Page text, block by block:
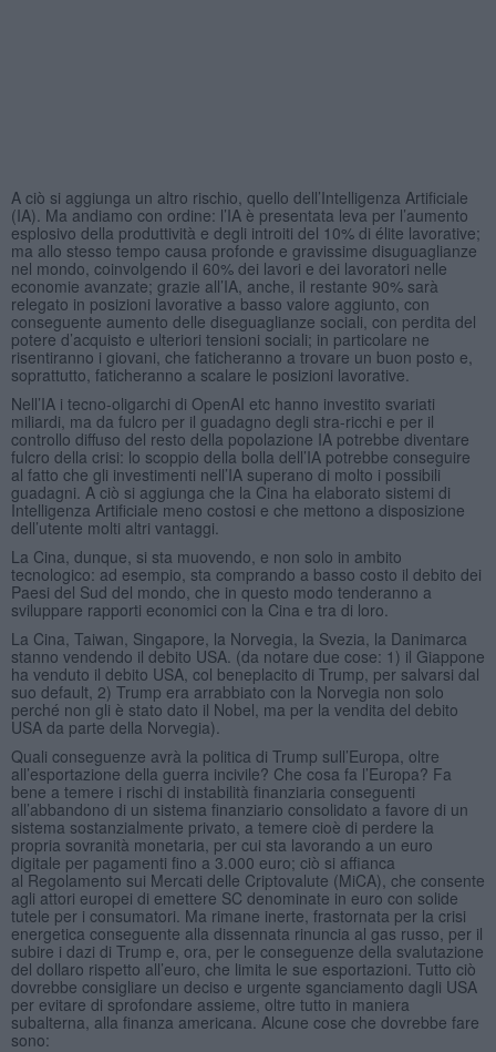
A ciò si aggiunga un altro rischio, quello dell’Intelligenza Artificiale
(IA). Ma andiamo con ordine: l’IA è presentata leva per l’aumento
esplosivo della produttività e degli introiti del 10% di élite lavorative;
ma allo stesso tempo causa profonde e gravissime disuguaglianze
nel mondo, coinvolgendo il 60% dei lavori e dei lavoratori nelle
economie avanzate; grazie all’IA, anche, il restante 90% sarà
relegato in posizioni lavorative a basso valore aggiunto, con
conseguente aumento delle diseguaglianze sociali, con perdita del
potere d’acquisto e ulteriori tensioni sociali; in particolare ne
risentiranno i giovani, che faticheranno a trovare un buon posto e,
soprattutto, faticheranno a scalare le posizioni lavorative.
Nell’IA i tecno-oligarchi di OpenAI etc hanno investito svariati
miliardi, ma da fulcro per il guadagno degli stra-ricchi e per il
controllo diffuso del resto della popolazione IA potrebbe diventare
fulcro della crisi: lo scoppio della bolla dell’IA potrebbe conseguire
al fatto che gli investimenti nell’IA superano di molto i possibili
guadagni. A ciò si aggiunga che la Cina ha elaborato sistemi di
Intelligenza Artificiale meno costosi e che mettono a disposizione
dell’utente molti altri vantaggi.
La Cina, dunque, si sta muovendo, e non solo in ambito
tecnologico: ad esempio, sta comprando a basso costo il debito dei
Paesi del Sud del mondo, che in questo modo tenderanno a
sviluppare rapporti economici con la Cina e tra di loro.
La Cina, Taiwan, Singapore, la Norvegia, la Svezia, la Danimarca
stanno vendendo il debito USA. (da notare due cose: 1) il Giappone
ha venduto il debito USA, col beneplacito di Trump, per salvarsi dal
suo default, 2) Trump era arrabbiato con la Norvegia non solo
perché non gli è stato dato il Nobel, ma per la vendita del debito
USA da parte della Norvegia).
Quali conseguenze avrà la politica di Trump sull’Europa, oltre
all’esportazione della guerra incivile? Che cosa fa l’Europa? Fa
bene a temere i rischi di instabilità finanziaria conseguenti
all’abbandono di un sistema finanziario consolidato a favore di un
sistema sostanzialmente privato, a temere cioè di perdere la
propria sovranità monetaria, per cui sta lavorando a un euro
digitale per pagamenti fino a 3.000 euro; ciò si affianca
al Regolamento sui Mercati delle Criptovalute (MiCA), che consente
agli attori europei di emettere SC denominate in euro con solide
tutele per i consumatori. Ma rimane inerte, frastornata per la crisi
energetica conseguente alla dissennata rinuncia al gas russo, per il
subire i dazi di Trump e, ora, per le conseguenze della svalutazione
del dollaro rispetto all’euro, che limita le sue esportazioni. Tutto ciò
dovrebbe consigliare un deciso e urgente sganciamento dagli USA
per evitare di sprofondare assieme, oltre tutto in maniera
subalterna, alla finanza americana. Alcune cose che dovrebbe fare
sono: